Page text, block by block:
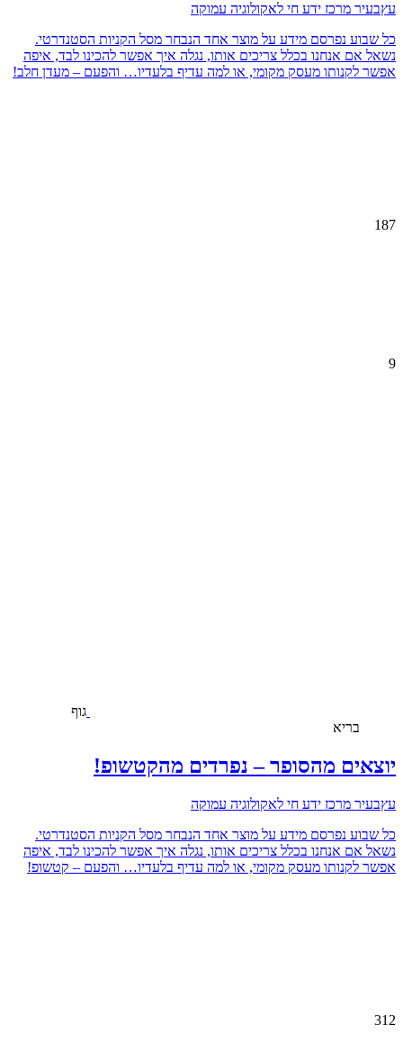
עץבעיר מרכז ידע חי לאקולוגיה עמוקה
כל שבוע נפרסם מידע על מוצר אחד הנבחר מסל הקניות הסטנדרטי.
נשאל אם אנחנו בכלל צריכים אותו, נגלה איך אפשר להכינו לבד, איפה
אפשר לקנותו מעסק מקומי, או למה עדיף בלעדיו… והפעם – מעדן חלב!
187
9
גוף
בריא
יוצאים מהסופר – נפרדים מהקטשופ!
עץבעיר מרכז ידע חי לאקולוגיה עמוקה
כל שבוע נפרסם מידע על מוצר אחד הנבחר מסל הקניות הסטנדרטי.
נשאל אם אנחנו בכלל צריכים אותו, נגלה איך אפשר להכינו לבד, איפה
אפשר לקנותו מעסק מקומי, או למה עדיף בלעדיו… והפעם – קטשופ!
312